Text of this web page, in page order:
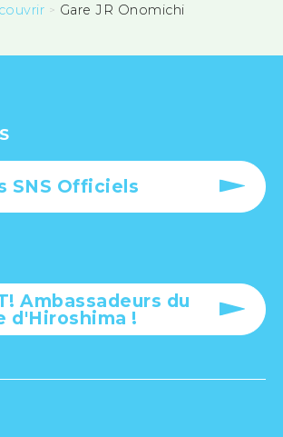
Gare JR Onomichi
SNS Officiels
Ambassadeurs du
d'Hiroshima !